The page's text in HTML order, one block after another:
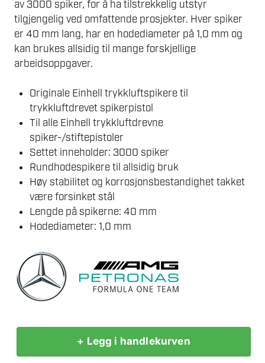
av 3000 spiker, for å ha tilstrekkelig utstyr
tilgjengelig ved omfattende prosjekter. Hver spiker
er 40 mm lang, har en hodediameter på 1,0 mm og
kan brukes allsidig til mange forskjellige
arbeidsoppgaver.
Originale Einhell trykkluftspikere til
trykkluftdrevet spikerpistol
Til alle Einhell trykkluftdrevne
spiker-/stiftepistoler
Settet inneholder: 3000 spiker
Rundhodespikere til allsidig bruk
Høy stabilitet og korrosjonsbestandighet takket
være forsinket stål
Lengde på spikerne: 40 mm
Hodediameter: 1,0 mm
+ Legg i handlekurven